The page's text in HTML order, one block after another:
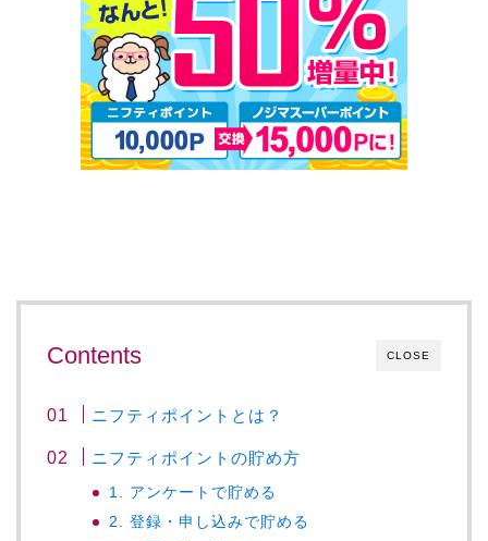
CLOSE
Contents
ニフティポイントとは？
ニフティポイントの貯め方
1. アンケートで貯める
2. 登録・申し込みで貯める